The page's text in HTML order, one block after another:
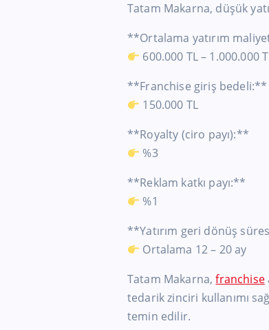
Tatam Makarna, düşük
**Ortalama yatırım
600.000 TL – 1.000.000
**Franchise giriş bedeli:**
150.000 TL
**Royalty (ciro payı):**
%3
**Reklam katkı payı:**
%1
**Yatırım geri dönüş
Ortalama 12 – 20 ay
Tatam Makarna,franchise
tedarik zinciri kullanımı
temin edilir.